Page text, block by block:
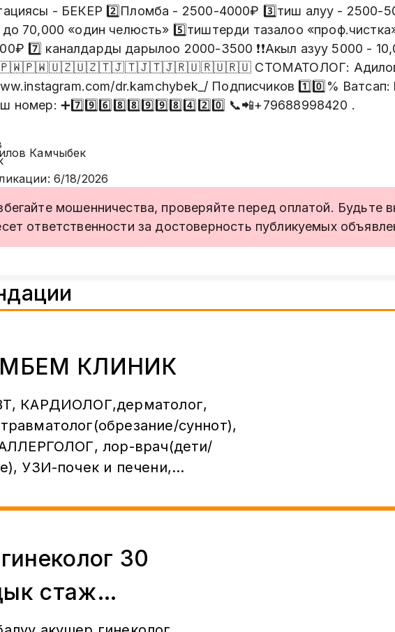
- БЕКЕР 2️⃣Пломба - 2500-4000₽ 3️⃣тиш алуу - 2500-
70,000 «один челюсть» 5️⃣тиштерди тазалоо
7️⃣ каналдарды дарылоо 2000-3500 ❗️❗️Акыл азуу 5000 -
СТОМАТОЛОГ: Адилов
dr.kamchybek_/ Подписчиков 1️⃣0️⃣%
номер: ➕7️⃣9️⃣6️⃣8️⃣8️⃣9️⃣9️⃣8️⃣4️⃣2️⃣0️⃣ 📞📲+79688998420 .
Камчыбек
: 6/18/2026
мошенничества, проверяйте перед оплатой. Будьте
ответственности за достоверность публикуемых
КЛИНИК
КАРДИОЛОГ,дерматолог,
суннот),
лор-врач(дети/
УЗИ-почек и печени,
Дневной
КАТЕГОРИЯДАГЫ ДАРЫГЕРЛЕР
Терапия, гинеколог,
30
стаж
Клиника